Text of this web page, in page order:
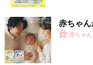
早朝や夕方にクラス
が、子どもが過密だ
ると、落ち着かない
見学では、この時間
育のやり方や人数に
赤ちゃん
赤ちゃ